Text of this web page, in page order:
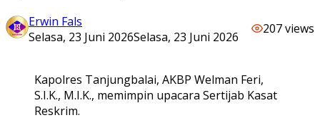
Erwin Fals
Selasa, 23 Juni 2026Selasa, 23 Juni 2026
207 views
Kapolres Tanjungbalai, AKBP Welman Feri,
S.I.K., M.I.K., memimpin upacara Sertijab Kasat
Reskrim.